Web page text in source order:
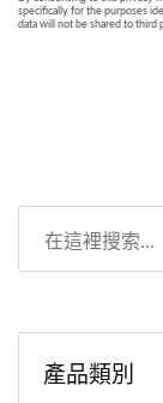
產品類別